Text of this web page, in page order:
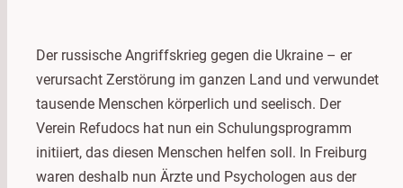
Der russische Angriffskrieg gegen die Ukraine – er
verursacht Zerstörung im ganzen Land und verwundet
tausende Menschen körperlich und seelisch. Der
Verein Refudocs hat nun ein Schulungsprogramm
initiiert, das diesen Menschen helfen soll. In Freiburg
waren deshalb nun Ärzte und Psychologen aus der